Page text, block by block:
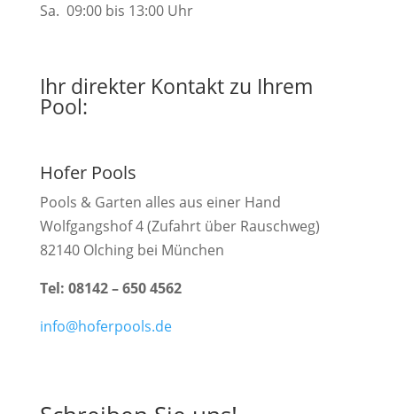
Sa. 09:00 bis 13:00 Uhr
Ihr direkter Kontakt zu Ihrem
Pool:
Hofer Pools
Pools & Garten alles aus einer Hand
Wolfgangshof 4 (Zufahrt über Rauschweg)
82140 Olching bei München
Tel: 08142 – 650 4562
info@hoferpools.de